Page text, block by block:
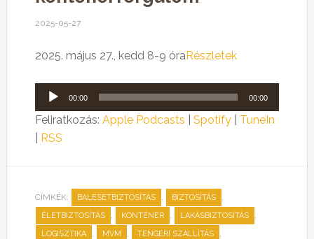
2025-05-27
2025. május 27., kedd 8-9 óraRészletek
Audió
lejátszó
00:00 00:00
Feliratkozás: Apple Podcasts Spotify| TuneIn
RSS
CÍMKÉK: BALESETBIZTOSÍTÁS , BIZTOSÍTÁS ,
ÉLETBIZTOSÍTÁS , KONTÉNER , LAKÁSBIZTOSÍTÁS ,
LOGISZTIKA , MVM , TENGERI SZÁLLÍTÁS ,